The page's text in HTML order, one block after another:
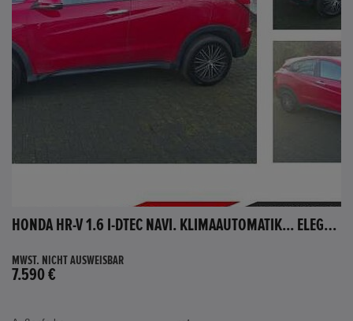
HONDA HR-V 1.6 I-DTEC NAVI. KLIMAAUTOMATIK... ELEGANCE
MWST. NICHT AUSWEISBAR
7.590 €